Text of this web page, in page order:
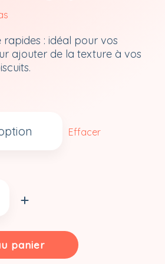
rapides : idéal pour vos
ajouter de la texture à vos
Effacer
panier